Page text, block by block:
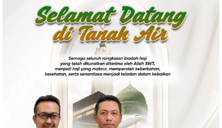
Budaya
Wisata
Olahraga
Birokrasi